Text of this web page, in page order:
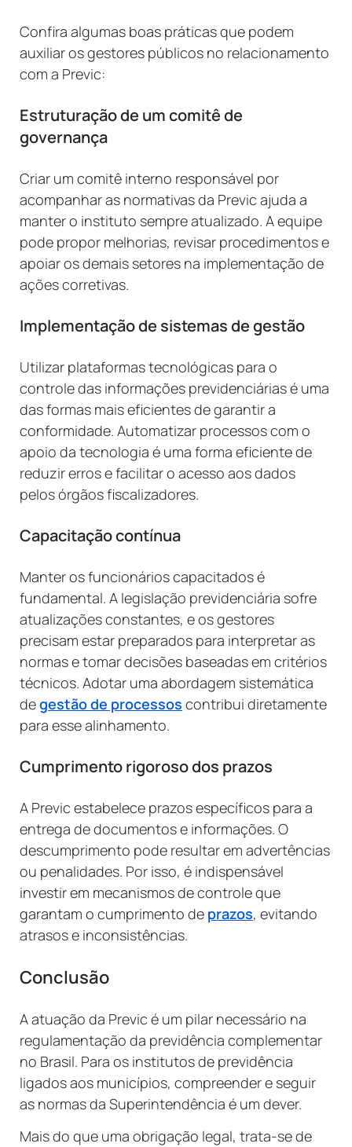
Confira algumas boas práticas que podem
auxiliar os gestores públicos no relacionamento
com a Previc:
Estruturação de um comitê de
governança
Criar um comitê interno responsável por
acompanhar as normativas da Previc ajuda a
manter o instituto sempre atualizado. A equipe
pode propor melhorias, revisar procedimentos e
apoiar os demais setores na implementação de
ações corretivas.
Implementação de sistemas de gestão
Utilizar plataformas tecnológicas para o
controle das informações previdenciárias é uma
das formas mais eficientes de garantir a
conformidade. Automatizar processos com o
apoio da tecnologia é uma forma eficiente de
reduzir erros e facilitar o acesso aos dados
pelos órgãos fiscalizadores.
Capacitação contínua
Manter os funcionários capacitados é
fundamental. A legislação previdenciária sofre
atualizações constantes, e os gestores
precisam estar preparados para interpretar as
normas e tomar decisões baseadas em critérios
técnicos. Adotar uma abordagem sistemática
degestão de processos contribui diretamente
para esse alinhamento.
Cumprimento rigoroso dos prazos
A Previc estabelece prazos específicos para a
entrega de documentos e informações. O
descumprimento pode resultar em advertências
ou penalidades. Por isso, é indispensável
investir em mecanismos de controle que
garantam o cumprimento de prazos, evitando
atrasos e inconsistências.
Conclusão
A atuação da Previc é um pilar necessário na
regulamentação da previdência complementar
no Brasil. Para os institutos de previdência
ligados aos municípios, compreender e seguir
as normas da Superintendência é um dever.
Mais do que uma obrigação legal, trata-se de